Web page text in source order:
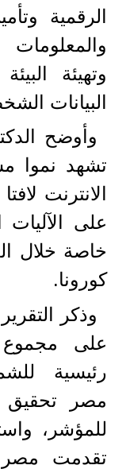
الرقمية
وتهيئة
البيانات
وأوضح
تشهد نموا
الانترنت
على الآليات
خاصة خلال
كورونا.
وذكر
على مجموع
رئيسية
للمؤشر،
تقدمت مصر